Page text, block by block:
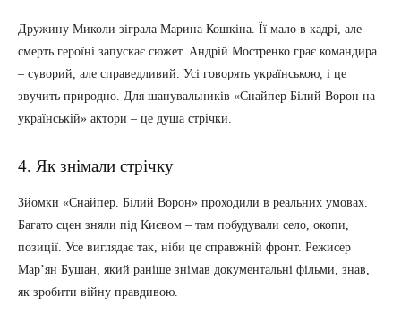
Дружину Миколи зіграла Марина Кошкіна. Її мало в кадрі, але
смерть героїні запускає сюжет. Андрій Мостренко грає командира
– суворий, але справедливий. Усі говорять українською, і це
звучить природно. Для шанувальників «Снайпер Білий Ворон на
українській» актори – це душа стрічки.
4. Як знімали стрічку
Зйомки «Снайпер. Білий Ворон» проходили в реальних умовах.
Багато сцен зняли під Києвом – там побудували село, окопи,
позиції. Усе виглядає так, ніби це справжній фронт. Режисер
Мар’ян Бушан, який раніше знімав документальні фільми, знав,
як зробити війну правдивою.